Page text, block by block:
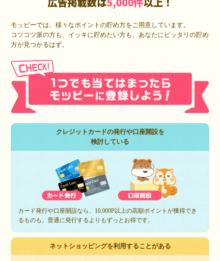
モッピーでは、様々なポイントの貯め方をご用意しています。
コツコツ派の方も、イッキに貯めたい方も、あなたにピッタリの貯め
方が見つかるはず。
クレジットカードの発行や口座開設を
検討している
カード発行や口座開設なら、10,000P以上の高額ポイントが獲得でき
るものも。普通に発行するよりもずっとお得です。
ネットショッピングを利用することがある